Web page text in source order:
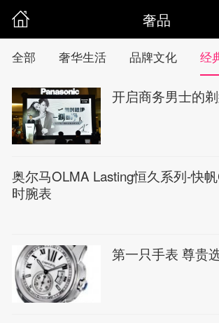
奢品
全部 奢华生活 品牌文化 经
开启商务男士的剃
奥尔马OLMA Lasting恒久系列-快
时腕表
第一只手表 尊贵